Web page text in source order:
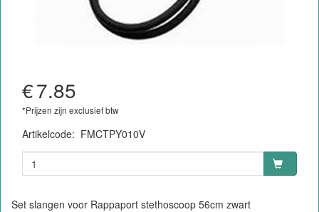
€7.85
*Prijzen zijn exclusief btw
Artikelcode: FMCTPY010V
Set slangen voor Rappaport stethoscoop 56cm zwart